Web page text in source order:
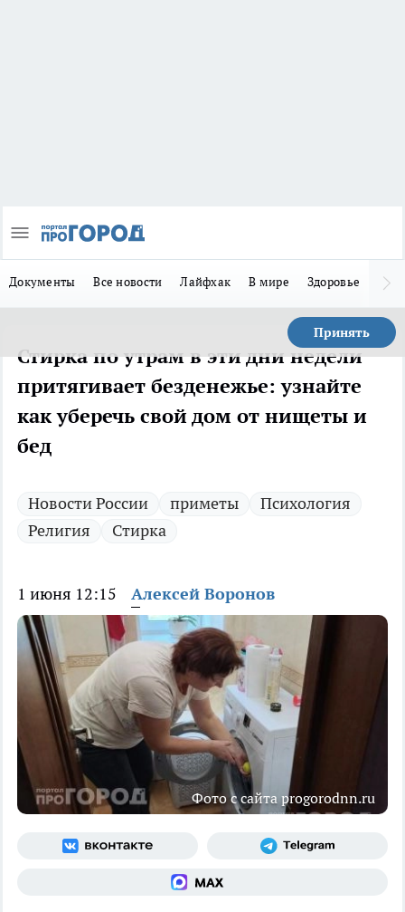
Документы Все новости Лайфхак В мире Здоровье
Принять
Стирка по утрам в эти дни недели
притягивает безденежье: узнайте
как уберечь свой дом от нищеты и
бед
Новости России приметы
Психология
Религия
Стирка
1 июня 12:15 Алексей Воронов
Фото с сайта progorodnn.ru